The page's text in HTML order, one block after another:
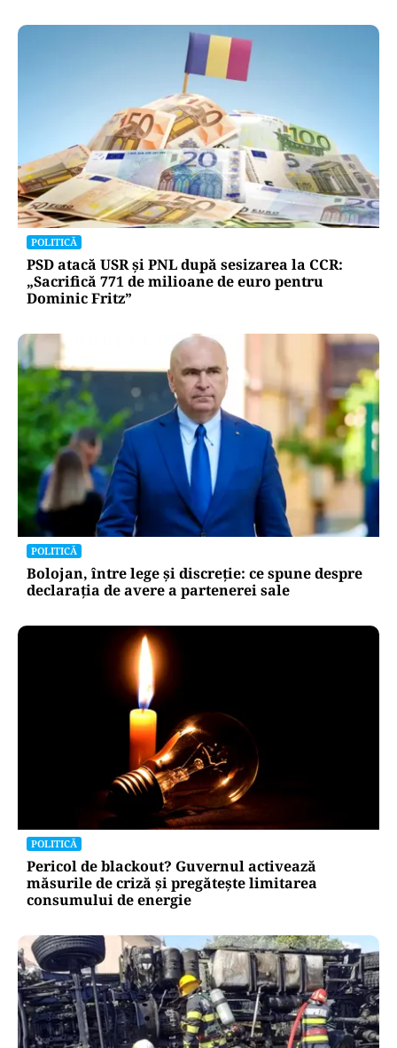
POLITICĂ
PSD atacă USR și PNL după sesizarea la CCR:
„Sacrifică 771 de milioane de euro pentru
Dominic Fritz”
POLITICĂ
Bolojan, între lege și discreție: ce spune despre
declarația de avere a partenerei sale
POLITICĂ
Pericol de blackout? Guvernul activează
măsurile de criză și pregătește limitarea
consumului de energie